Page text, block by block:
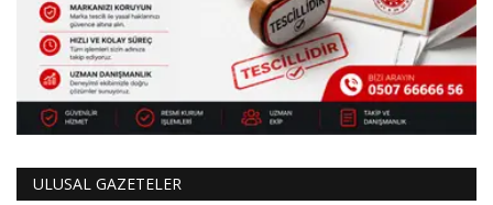
ULUSAL GAZETELER